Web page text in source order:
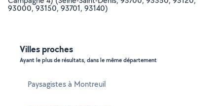
93000, 93150, 93701, 93140)
Villes proches
Ayant le plus de résultats, dans le même département
Paysagistes à Montreuil